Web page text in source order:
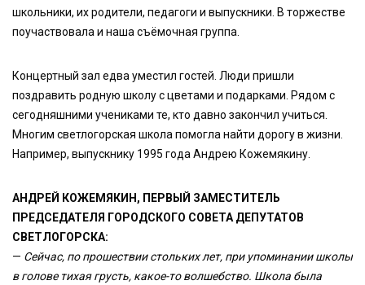
школьники, их родители, педагоги и выпускники. В торжестве
поучаствовала и наша съёмочная группа.
Концертный зал едва уместил гостей. Люди пришли
поздравить родную школу с цветами и подарками. Рядом с
сегодняшними учениками те, кто давно закончил учиться.
Многим светлогорская школа помогла найти дорогу в жизни.
Например, выпускнику 1995 года Андрею Кожемякину.
АНДРЕЙ КОЖЕМЯКИН, ПЕРВЫЙ ЗАМЕСТИТЕЛЬ
ПРЕДСЕДАТЕЛЯ ГОРОДСКОГО СОВЕТА ДЕПУТАТОВ
СВЕТЛОГОРСКА:
— Сейчас, по прошествии стольких лет, при упоминании школы
в голове тихая грусть, какое-то волшебство. Школа была